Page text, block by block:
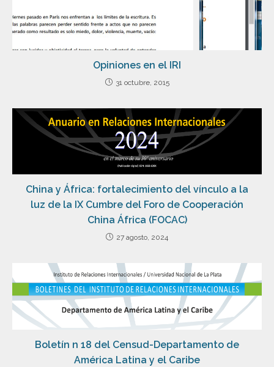
Opiniones en el IRI
31 octubre, 2015
China y África: fortalecimiento del vínculo a la
luz de la IX Cumbre del Foro de Cooperación
China África (FOCAC)
27 agosto, 2024
Boletín n 18 del Censud-Departamento de
América Latina y el Caribe